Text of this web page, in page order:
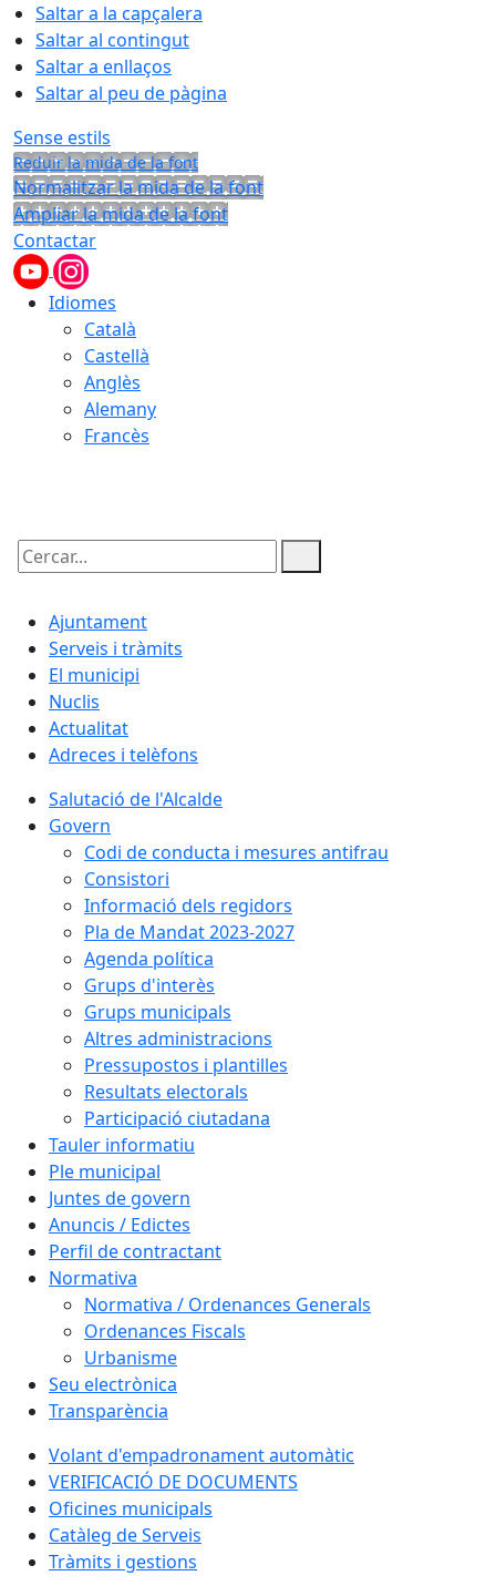
Saltar a la capçalera
Saltar al contingut
Saltar a enllaços
Saltar al peu de pàgina
Sense estils
Reduir la mida de la font
Normalitzar la mida de la font
Ampliar la mida de la font
Contactar
Idiomes
Català
Castellà
Anglès
Alemany
Francès
Cercar:
Ajuntament
Serveis i tràmits
El municipi
Nuclis
Actualitat
Adreces i telèfons
Salutació de l'Alcalde
Govern
Codi de conducta i mesures antifrau
Consistori
Informació dels regidors
Pla de Mandat 2023-2027
Agenda política
Grups d'interès
Grups municipals
Altres administracions
Pressupostos i plantilles
Resultats electorals
Participació ciutadana
Tauler informatiu
Ple municipal
Juntes de govern
Anuncis / Edictes
Perfil de contractant
Normativa
Normativa / Ordenances Generals
Ordenances Fiscals
Urbanisme
Seu electrònica
Transparència
Volant d'empadronament automàtic
VERIFICACIÓ DE DOCUMENTS
Oficines municipals
Catàleg de Serveis
Tràmits i gestions